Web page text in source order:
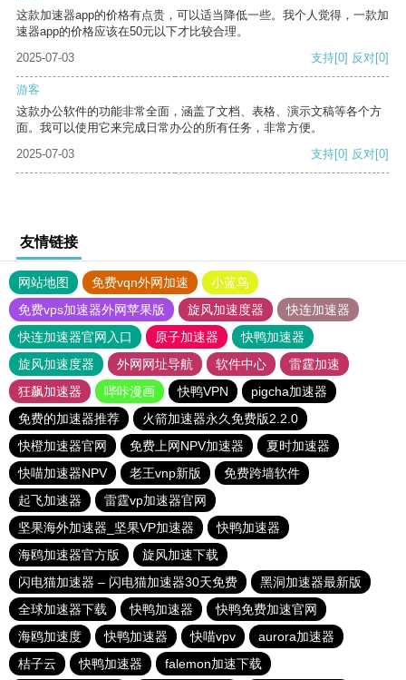
这款加速器app的价格有点贵，可以适当降低一些。我个人觉得，一款加
速器app的价格应该在50元以下才比较合理。
2025-07-03
支持[0] 反对[0]
游客
这款办公软件的功能非常全面，涵盖了文档、表格、演示文稿等各个方
面。我可以使用它来完成日常办公的所有任务，非常方便。
2025-07-03
支持[0] 反对[0]
友情链接
网站地图 免费vqn外网加速
小蓝鸟
免费vps加速器外网苹果版
旋风加速度器
快连加速器
快连加速器官网入口
原子加速器
快鸭加速器
旋风加速度器
外网网址导航 软件中心
雷霆加速
狂飙加速器
哔咔漫画 快鸭VPN
pigcha加速器
免费的加速器推荐
火箭加速器永久免费版2.2.0
快橙加速器官网
免费上网NPV加速器
夏时加速器
快喵加速器NPV
老王vnp新版
免费跨墙软件
起飞加速器
雷霆vp加速器官网
坚果海外加速器_坚果VP加速器
快鸭加速器
海鸥加速器官方版
旋风加速下载
闪电猫加速器 – 闪电猫加速器30天免费
黑洞加速器最新版
全球加速器下载
快鸭加速器
快鸭免费加速官网
海鸥加速度
快鸭加速器 快喵vpv
aurora加速器
桔子云
快鸭加速器 falemon加速下载